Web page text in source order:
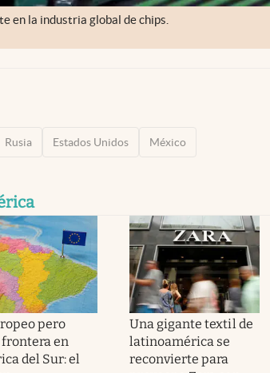
en la industria global de chips.
Rusia Estados Unidos México
pero
en
del Sur: el
Una gigante textil de
latinoamérica se
reconvierte para